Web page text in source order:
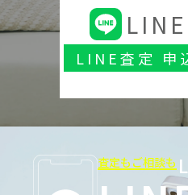
LINE査定 申
査定もご相談も